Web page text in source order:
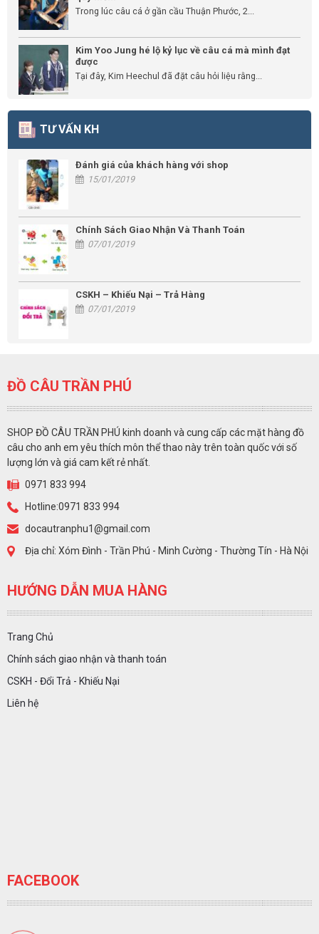
Trong lúc câu cá ở gần cầu Thuận Phước, 2...
Kim Yoo Jung hé lộ kỷ lục về câu cá mà mình đạt
được
Tại đây, Kim Heechul đã đặt câu hỏi liệu rằng...
TƯ VẤN KH
Đánh giá của khách hàng với shop
15/01/2019
Chính Sách Giao Nhận Và Thanh Toán
07/01/2019
CSKH – Khiếu Nại – Trả Hàng
07/01/2019
ĐỒ CÂU TRẦN PHÚ
SHOP ĐỒ CÂU TRẦN PHÚ kinh doanh và cung cấp các mặt hàng đồ
câu cho anh em yêu thích môn thể thao này trên toàn quốc với số
lượng lớn và giá cam kết rẻ nhất.
0971 833 994
Hotline:0971 833 994
docautranphu1@gmail.com
Địa chỉ: Xóm Đình - Trần Phú - Minh Cường - Thường Tín - Hà Nội
HƯỚNG DẪN MUA HÀNG
Trang Chủ
Chính sách giao nhận và thanh toán
CSKH - Đổi Trả - Khiếu Nại
Liên hệ
FACEBOOK